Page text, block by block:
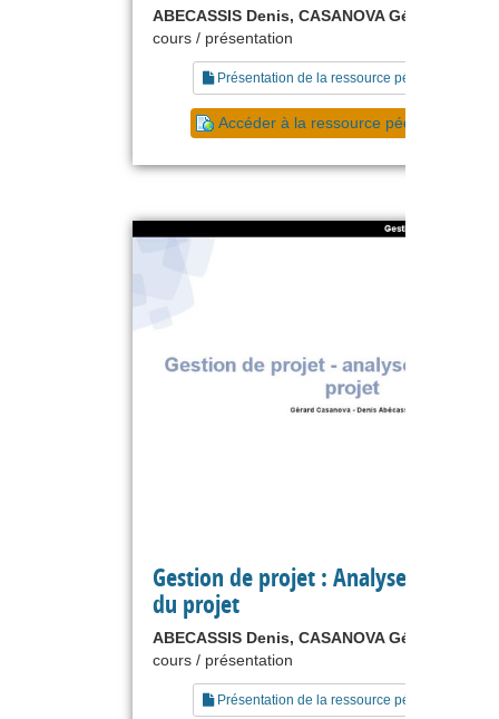
ABECASSIS Denis, CASANOVA Gérard
cours / présentation
Présentation de la ressource pédagogique
Accéder à la ressource pédagogique
Gestion de projet : Analyse
du projet
ABECASSIS Denis, CASANOVA Gérard
cours / présentation
Présentation de la ressource pédagogique